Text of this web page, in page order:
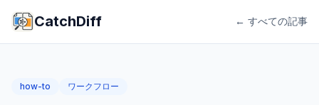
CatchDiff ← すべての記事
how-to ワークフロー